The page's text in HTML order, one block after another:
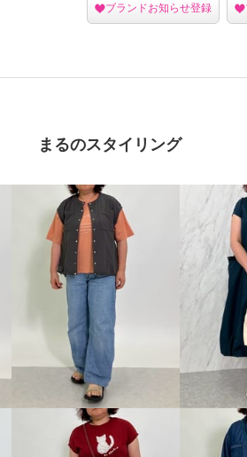
ブランドお知らせ登録
まるのスタイリング